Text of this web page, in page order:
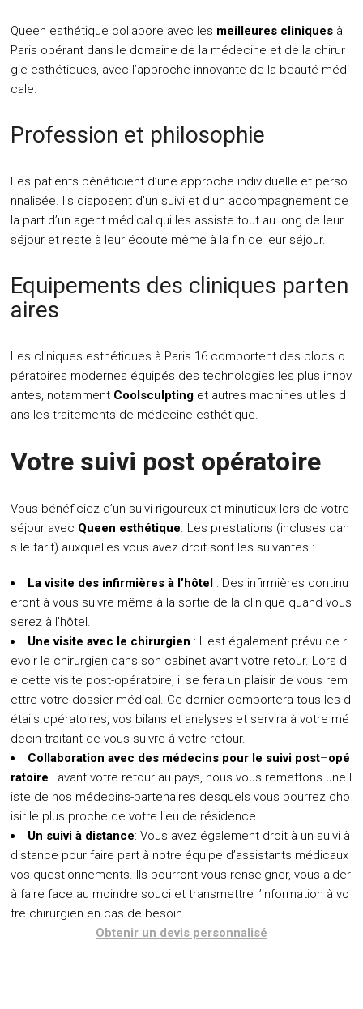
Queen esthétique collabore avec les meilleures cliniques à
Paris opérant dans le domaine de la médecine et de la chirur
gie esthétiques, avec l’approche innovante de la beauté médi
cale.
Profession et philosophie
Les patients bénéficient d’une approche individuelle et perso
nnalisée. Ils disposent d’un suivi et d’un accompagnement de
la part d’un agent médical qui les assiste tout au long de leur
séjour et reste à leur écoute même à la fin de leur séjour.
Equipements des cliniques parten
aires
Les cliniques esthétiques à Paris 16 comportent des blocs o
pératoires modernes équipés des technologies les plus innov
antes, notamment Coolsculpting et autres machines utiles d
ans les traitements de médecine esthétique.
Votre suivi post opératoire
Vous bénéficiez d’un suivi rigoureux et minutieux lors de votre
séjour avec Queen esthétique. Les prestations (incluses dan
s le tarif) auxquelles vous avez droit sont les suivantes :
La visite des infirmières à l’hôtel : Des infirmières continu
eront à vous suivre même à la sortie de la clinique quand vous
serez à l’hôtel.
Une visite avec le chirurgien : Il est également prévu de r
evoir le chirurgien dans son cabinet avant votre retour. Lors d
e cette visite post-opératoire, il se fera un plaisir de vous rem
ettre votre dossier médical. Ce dernier comportera tous les d
étails opératoires, vos bilans et analyses et servira à votre mé
decin traitant de vous suivre à votre retour.
Collaboration avec des médecins pour le suivi post–opé
ratoire : avant votre retour au pays, nous vous remettons une l
iste de nos médecins-partenaires desquels vous pourrez cho
isir le plus proche de votre lieu de résidence.
Un suivi à distance: Vous avez également droit à un suivi à
distance pour faire part à notre équipe d’assistants médicaux
vos questionnements. Ils pourront vous renseigner, vous aider
à faire face au moindre souci et transmettre l’information à vo
tre chirurgien en cas de besoin.
Obtenir un devis personnalisé